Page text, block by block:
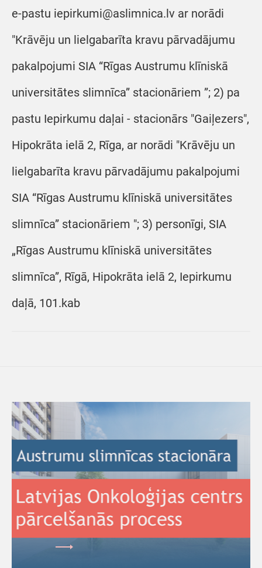
e-pastu iepirkumi@aslimnica.lv ar norādi
"Krāvēju un lielgabarīta kravu pārvadājumu
pakalpojumi SIA “Rīgas Austrumu klīniskā
universitātes slimnīca” stacionāriem ”; 2) pa
pastu Iepirkumu daļai - stacionārs "Gaiļezers",
Hipokrāta ielā 2, Rīga, ar norādi "Krāvēju un
lielgabarīta kravu pārvadājumu pakalpojumi
SIA “Rīgas Austrumu klīniskā universitātes
slimnīca” stacionāriem "; 3) personīgi, SIA
„Rīgas Austrumu klīniskā universitātes
slimnīca”, Rīgā, Hipokrāta ielā 2, Iepirkumu
daļā, 101.kab